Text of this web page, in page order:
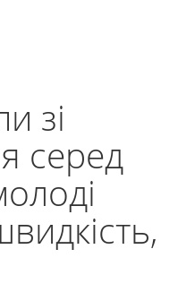
зі
серед